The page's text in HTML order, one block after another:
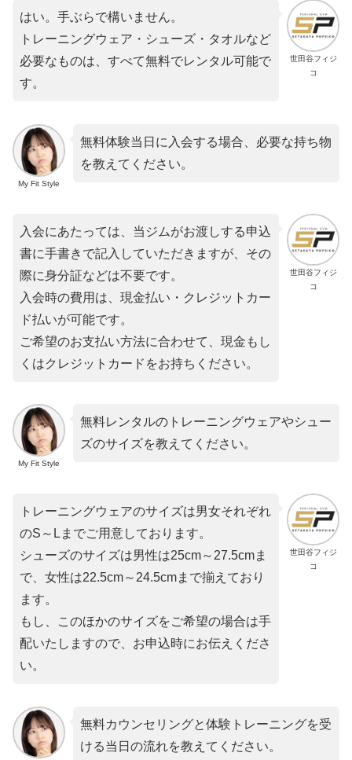
世田谷フィジ
コ
はい。手ぶらで構いません。
トレーニングウェア・シューズ・タオルなど
必要なものは、すべて無料でレンタル可能で
す。
My Fit Style
無料体験当日に入会する場合、必要な持ち物
を教えてください。
世田谷フィジ
コ
入会にあたっては、当ジムがお渡しする申込
書に手書きで記入していただきますが、その
際に身分証などは不要です。
入会時の費用は、現金払い・クレジットカー
ド払いが可能です。
ご希望のお支払い方法に合わせて、現金もし
くはクレジットカードをお持ちください。
My Fit Style
無料レンタルのトレーニングウェアやシュー
ズのサイズを教えてください。
世田谷フィジ
コ
トレーニングウェアのサイズは男女それぞれ
のS～Lまでご用意しております。
シューズのサイズは男性は25cm～27.5cmま
で、女性は22.5cm～24.5cmまで揃えており
ます。
もし、このほかのサイズをご希望の場合は手
配いたしますので、お申込時にお伝えくださ
い。
無料カウンセリングと体験トレーニングを受
ける当日の流れを教えてください。